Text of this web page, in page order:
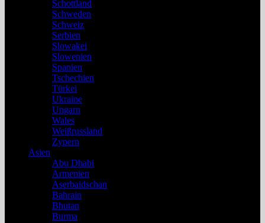
Schottland
Schweden
Schweiz
Serbien
Slowakei
Slowenien
Spanien
Tschechien
Türkei
Ukraine
Ungarn
Wales
Weißrussland
Zypern
Asien
Abu Dhabi
Armenien
Aserbaidschan
Bahrain
Bhutan
Burma